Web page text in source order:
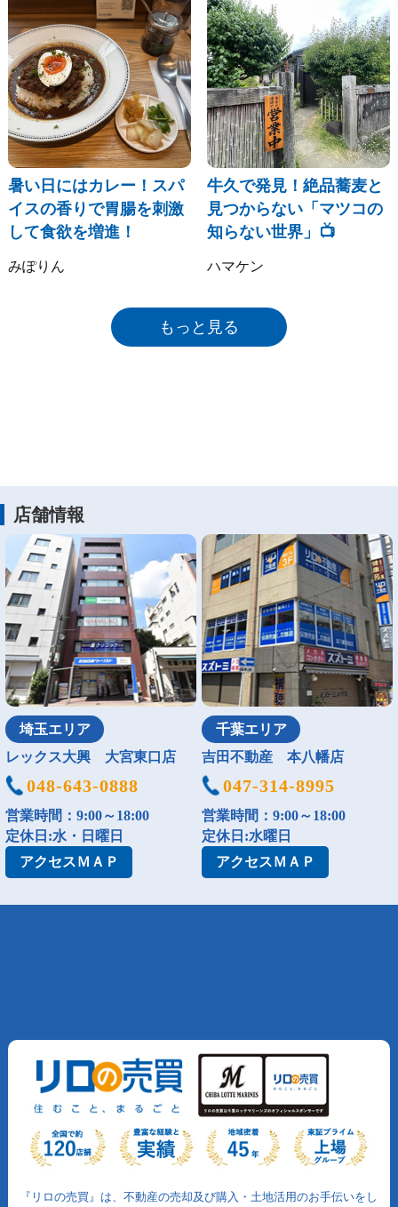
暑い日にはカレー！スパ
イスの香りで胃腸を刺激
して食欲を増進！
みぽりん
牛久で発見！絶品蕎麦と
見つからない「マツコの
知らない世界」📺
ハマケン
もっと見る
店舗情報
埼玉エリア
レックス大興 大宮東口店
048-643-0888
営業時間：9:00～18:00
定休日:水・日曜日
アクセスＭＡＰ
千葉エリア
吉田不動産 本八幡店
047-314-8995
営業時間：9:00～18:00
定休日:水曜日
アクセスＭＡＰ
『リロの売買』は、不動産の売却及び購入・土地活用のお手伝いをし